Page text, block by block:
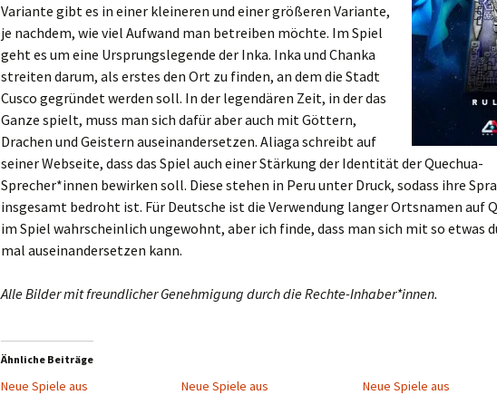
Variante gibt es in einer kleineren und einer größeren Variante,
je nachdem, wie viel Aufwand man betreiben möchte. Im Spiel
geht es um eine Ursprungslegende der Inka. Inka und Chanka
streiten darum, als erstes den Ort zu finden, an dem die Stadt
Cusco gegründet werden soll. In der legendären Zeit, in der das
Ganze spielt, muss man sich dafür aber auch mit Göttern,
Drachen und Geistern auseinandersetzen. Aliaga schreibt auf
seiner Webseite, dass das Spiel auch einer Stärkung der Identität der Quechua-
Sprecher*innen bewirken soll. Diese stehen in Peru unter Druck, sodass ihre
insgesamt bedroht ist. Für Deutsche ist die Verwendung langer Ortsnamen auf
im Spiel wahrscheinlich ungewohnt, aber ich finde, dass man sich mit so etwas
mal auseinandersetzen kann.
Alle Bilder mit freundlicher Genehmigung durch die Rechte-Inhaber*innen.
Ähnliche Beiträge
Neue Spiele aus
Neue Spiele aus
Neue Spiele aus